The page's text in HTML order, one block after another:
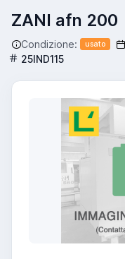
ZANI afn 200
Condizione: usato
25IND115